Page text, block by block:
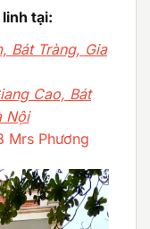
tại:
Bát Tràng, Gia
Cao, Bát
Nội
Phương